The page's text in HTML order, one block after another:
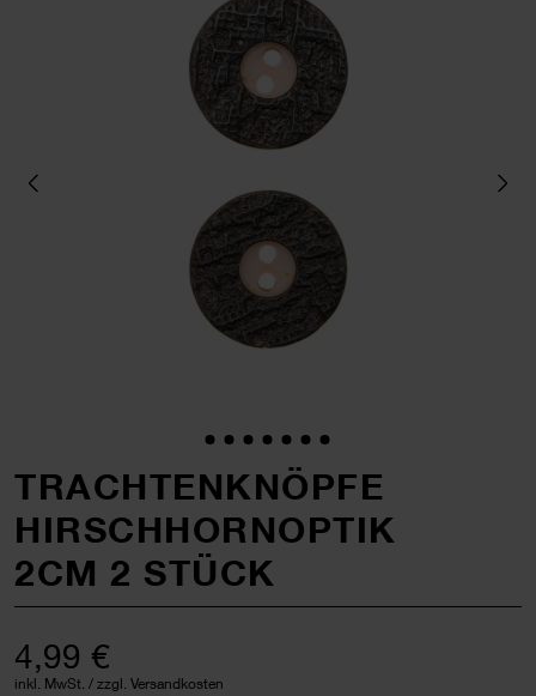
TRACHTENKNÖPFE
HIRSCHHORNOPTIK
2CM 2 STÜCK
4,99 €
inkl. MwSt. / zzgl. Versandkosten